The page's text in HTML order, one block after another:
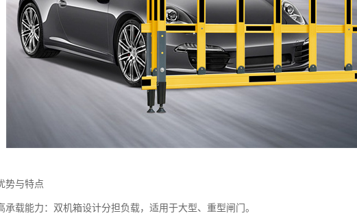
势与特点
承载能力：双机箱设计分担负载，适用于大型、重型闸门。